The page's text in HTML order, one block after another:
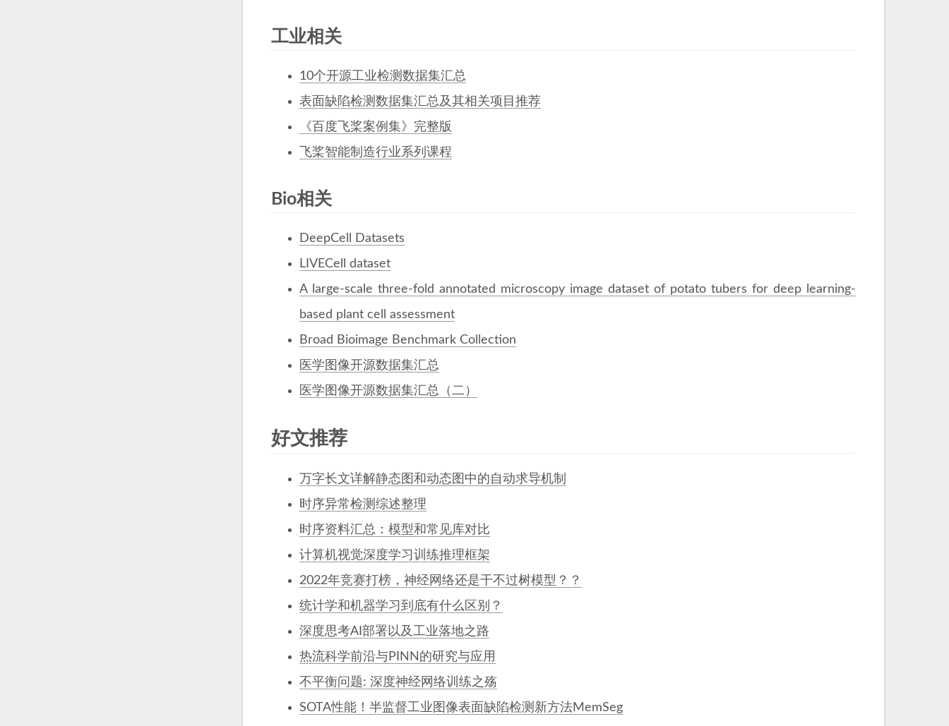
工业相关
10个开源工业检测数据集汇总
表面缺陷检测数据集汇总及其相关项目推荐
《百度飞桨案例集》完整版
飞桨智能制造行业系列课程
Bio相关
DeepCell Datasets
LIVECell dataset
A large-scale three-fold annotated microscopy image dataset of potato tubers for deep learning-
based plant cell assessment
Broad Bioimage Benchmark Collection
医学图像开源数据集汇总
医学图像开源数据集汇总（二）
好文推荐
万字长文详解静态图和动态图中的自动求导机制
时序异常检测综述整理
时序资料汇总：模型和常见库对比
计算机视觉深度学习训练推理框架
2022年竞赛打榜，神经网络还是干不过树模型？？
统计学和机器学习到底有什么区别？
深度思考AI部署以及工业落地之路
热流科学前沿与PINN的研究与应用
不平衡问题: 深度神经网络训练之殇
SOTA性能！半监督工业图像表面缺陷检测新方法MemSeg